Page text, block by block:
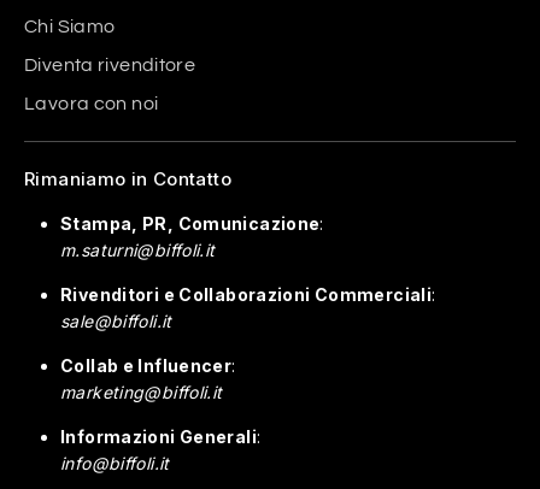
Chi Siamo
Diventa rivenditore
Lavora con noi
Rimaniamo in Contatto
Stampa, PR, Comunicazione:
m.saturni@biffoli.it
Rivenditori e Collaborazioni Commerciali:
sale@biffoli.it
Collab e Influencer:
marketing@biffoli.it
Informazioni Generali:
info@biffoli.it